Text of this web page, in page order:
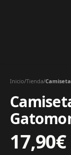
Inicio Tienda
17,90€